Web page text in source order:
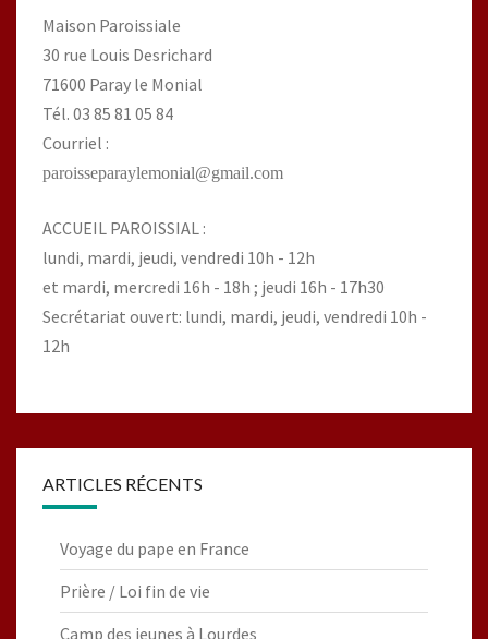
Maison Paroissiale
30 rue Louis Desrichard
71600 Paray le Monial
Tél. 03 85 81 05 84
Courriel :
paroisseparaylemonial@gmail.com
ACCUEIL PAROISSIAL :
lundi, mardi, jeudi, vendredi 10h - 12h
et mardi, mercredi 16h - 18h ; jeudi 16h - 17h30
Secrétariat ouvert: lundi, mardi, jeudi, vendredi 10h -
12h
ARTICLES RÉCENTS
Voyage du pape en France
Prière / Loi fin de vie
Camp des jeunes à Lourdes